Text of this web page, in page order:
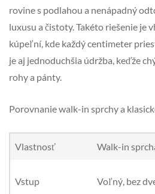
rovine s podlahou a nenápadný
luxusu a čistoty. Takéto riešenie je
kúpeľní, kde každý centimeter
je aj jednoduchšia údržba, keďže
rohy a pánty.
Porovnanie walk-in sprchy a
Vlastnosť Walk-in
Vstup Voľný, bez